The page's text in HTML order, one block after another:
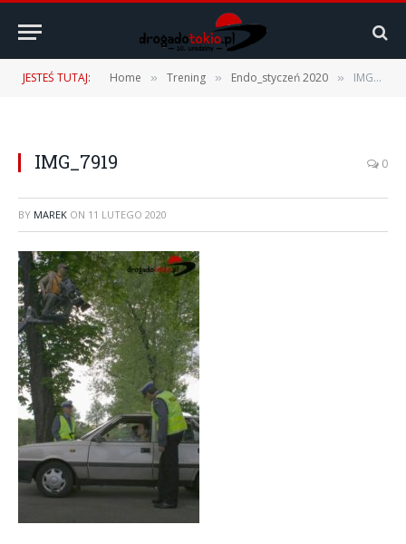
JESTEŚ TUTAJ: Home » Trening » Endo_styczeń 2020 » IMG_7919
IMG_7919 0
BY MAREK ON 11 LUTEGO 2020